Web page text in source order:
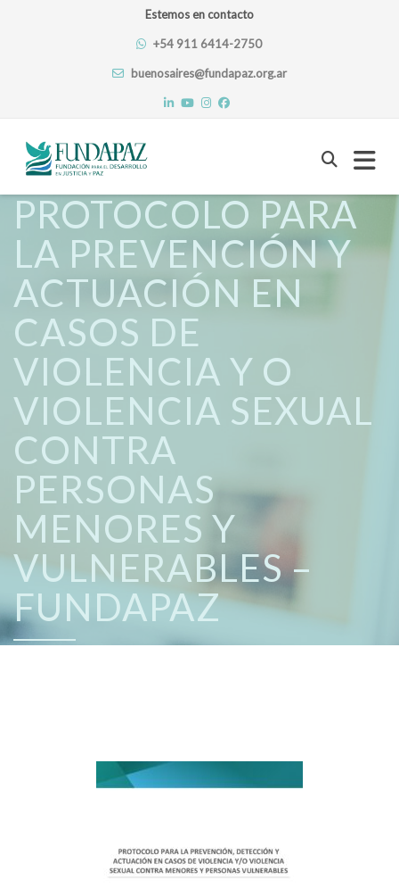
Estemos en contacto
+54 911 6414-2750
buenosaires@fundapaz.org.ar
Skip
to
content
PROTOCOLO PARA
LA PREVENCIÓN Y
ACTUACIÓN EN
CASOS DE
VIOLENCIA Y O
VIOLENCIA SEXUAL
CONTRA
PERSONAS
MENORES Y
VULNERABLES –
FUNDAPAZ